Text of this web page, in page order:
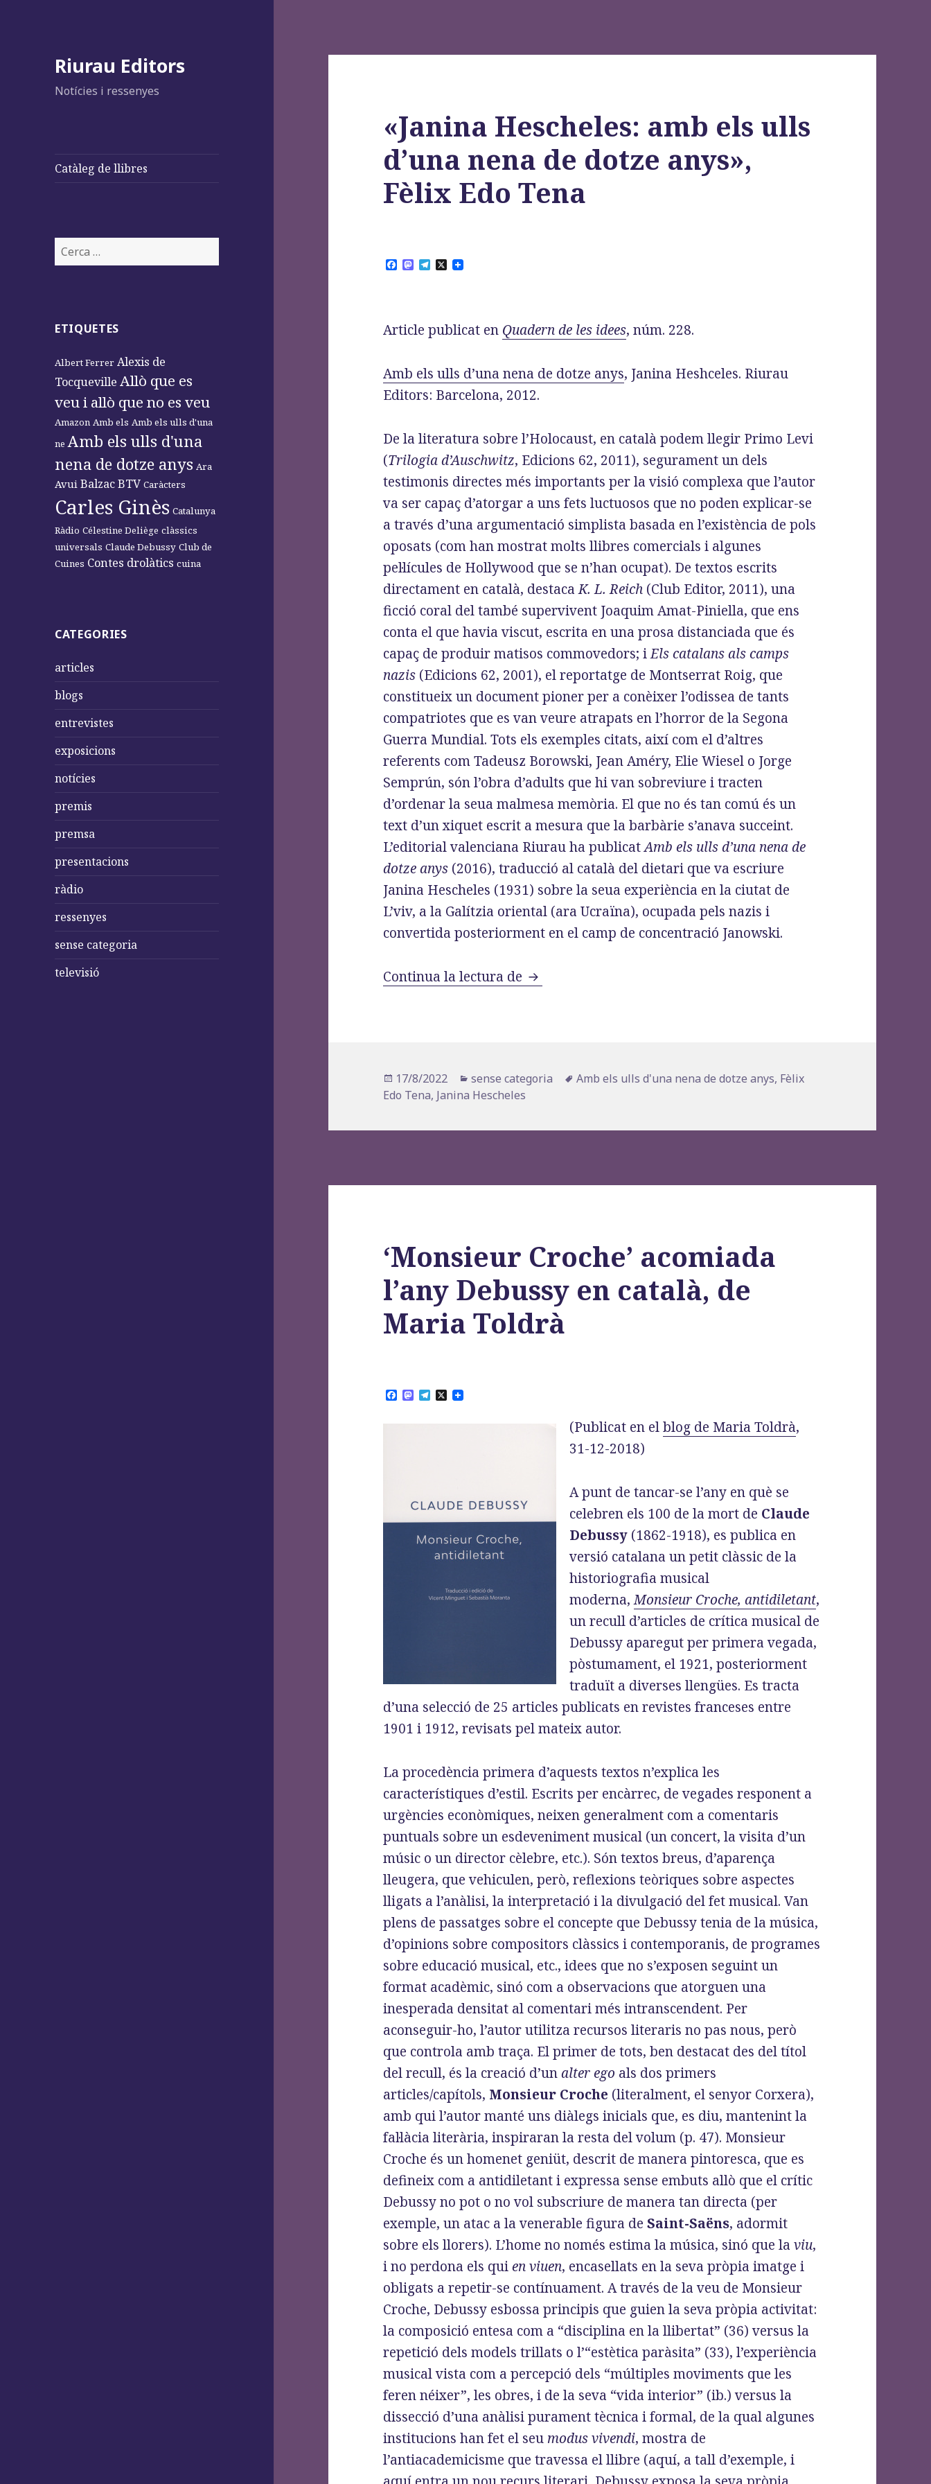
Riurau Editors
Notícies i ressenyes
Catàleg de llibres
Cerca:
ETIQUETES
Albert Ferrer Alexis de
Tocqueville Allò que es
veu i allò que no es veu
Amazon Amb els Amb els ulls d'una
ne Amb els ulls d'una
nena de dotze anys Ara
Avui BalzacBTV Caràcters
Carles Ginès Catalunya
Ràdio Célestine Deliège clàssics
universals Claude Debussy Club de
Cuines Contes drolàtics cuina
CATEGORIES
articles
blogs
entrevistes
exposicions
notícies
premis
premsa
presentacions
ràdio
ressenyes
sense categoria
televisió
«Janina Hescheles: amb els ulls
d’una nena de dotze anys»,
Fèlix Edo Tena
F
o
M
o
T
a
m
X
Article publicat en Quadern de les idees, núm. 228.
Amb els ulls d’una nena de dotze anys, Janina Heshceles. Riurau
Editors: Barcelona, 2012.
De la literatura sobre l’Holocaust, en català podem llegir Primo Levi
(Trilogia d’Auschwitz, Edicions 62, 2011), segurament un dels
testimonis directes més importants per la visió complexa que l’autor
va ser capaç d’atorgar a uns fets luctuosos que no poden explicar-se
a través d’una argumentació simplista basada en l’existència de pols
oposats (com han mostrat molts llibres comercials i algunes
pel·lícules de Hollywood que se n’han ocupat). De textos escrits
directament en català, destacaK. L. Reich (Club Editor, 2011), una
ficció coral del també supervivent Joaquim Amat-Piniella, que ens
conta el que havia viscut, escrita en una prosa distanciada que és
capaç de produir matisos commovedors; iEls catalans als camps
nazis (Edicions 62, 2001), el reportatge de Montserrat Roig, que
constitueix un document pioner per a conèixer l’odissea de tants
compatriotes que es van veure atrapats en l’horror de la Segona
Guerra Mundial. Tots els exemples citats, així com el d’altres
referents com Tadeusz Borowski, Jean Améry, Elie Wiesel o Jorge
Semprún, són l’obra d’adults que hi van sobreviure i tracten
d’ordenar la seua malmesa memòria. El que no és tan comú és un
text d’un xiquet escrit a mesura que la barbàrie s’anava succeint.
L’editorial valenciana Riurau ha publicatAmb els ulls d’una nena de
dotze anys (2016), traducció al català del dietari que va escriure
Janina Hescheles (1931) sobre la seua experiència en la ciutat de
L’viv, a la Galítzia oriental (ara Ucraïna), ocupada pels nazis i
convertida posteriorment en el camp de concentració Janowski.
Continua la lectura de «Janina Hescheles: amb els ulls d’una nena de dotze anys»,
Publicat
el
17/8/2022 Categories
sense categoria Etiquetes
Amb els ulls d'una nena de dotze anys, Fèlix
Edo Tena, Janina Hescheles
‘Monsieur Croche’ acomiada
l’any Debussy en català, de
Maria Toldrà
F M T X
(Publicat en elblog de Maria Toldrà,
31-12-2018)
A punt de tancar-se l’any en què se
celebren els 100 de la mort de Claude
Debussy (1862-1918), es publica en
versió catalana un petit clàssic de la
historiografia musical
moderna,Monsieur Croche, antidiletant,
un recull d’articles de crítica musical de
Debussy aparegut per primera vegada,
pòstumament, el 1921, posteriorment
traduït a diverses llengües. Es tracta
d’una selecció de 25 articles publicats en revistes franceses entre
1901 i 1912, revisats pel mateix autor.
La procedència primera d’aquests textos n’explica les
característiques d’estil. Escrits per encàrrec, de vegades responent a
urgències econòmiques, neixen generalment com a comentaris
puntuals sobre un esdeveniment musical (un concert, la visita d’un
músic o un director cèlebre, etc.). Són textos breus, d’aparença
lleugera, que vehiculen, però, reflexions teòriques sobre aspectes
lligats a l’anàlisi, la interpretació i la divulgació del fet musical. Van
plens de passatges sobre el concepte que Debussy tenia de la música,
d’opinions sobre compositors clàssics i contemporanis, de programes
sobre educació musical, etc., idees que no s’exposen seguint un
format acadèmic, sinó com a observacions que atorguen una
inesperada densitat al comentari més intranscendent. Per
aconseguir-ho, l’autor utilitza recursos literaris no pas nous, però
que controla amb traça. El primer de tots, ben destacat des del títol
del recull, és la creació d’unalter ego als dos primers
articles/capítols, Monsieur Croche (literalment, el senyor Corxera),
amb qui l’autor manté uns diàlegs inicials que, es diu, mantenint la
fal·làcia literària, inspiraran la resta del volum (p. 47). Monsieur
Croche és un homenet geniüt, descrit de manera pintoresca, que es
defineix com a antidiletant i expressa sense embuts allò que el crític
Debussy no pot o no vol subscriure de manera tan directa (per
exemple, un atac a la venerable figura deSaint-Saëns, adormit
sobre els llorers). L’home no només estima la música, sinó que laviu,
i no perdona els quien viuen, encasellats en la seva pròpia imatge i
obligats a repetir-se contínuament. A través de la veu de Monsieur
Croche, Debussy esbossa principis que guien la seva pròpia activitat:
la composició entesa com a “disciplina en la llibertat” (36) versus la
repetició dels models trillats o l’“estètica paràsita” (33), l’experiència
musical vista com a percepció dels “múltiples moviments que les
feren néixer”, les obres, i de la seva “vida interior” (ib.) versus la
dissecció d’una anàlisi purament tècnica i formal, de la qual algunes
institucions han fet el seu modus vivendi, mostra de
l’antiacademicisme que travessa el llibre (aquí, a tall d’exemple, i